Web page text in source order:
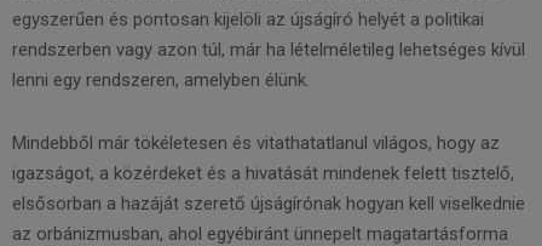
egyszerűen és pontosan kijelöli az újságíró helyét a politikai
rendszerben vagy azon túl, már ha lételméletileg lehetséges kívül
lenni egy rendszeren, amelyben élünk.
Mindebből már tökéletesen és vitathatatlanul világos, hogy az
igazságot, a közérdeket és a hivatását mindenek felett tisztelő,
elsősorban a hazáját szerető újságírónak hogyan kell viselkednie
az orbánizmusban, ahol egyébiránt ünnepelt magatartásforma